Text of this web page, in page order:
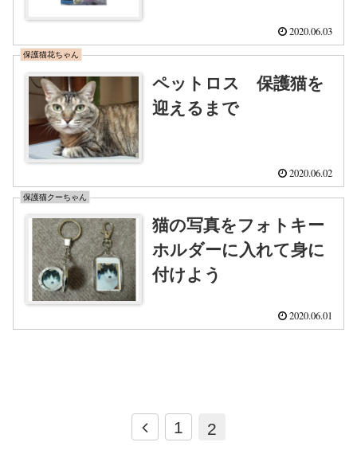
2020.06.03
保護猫花ちゃん
ペットロス 保護猫を
迎えるまで
2020.06.02
保護猫クーちゃん
猫の写真をフォトキー
ホルダーに入れて身に
付けよう
2020.06.01
前
1 2